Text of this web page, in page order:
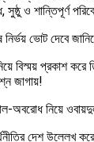
ও শান্তিপূর্ণ
নির্ভয় ভোট দেবে
বিস্ময় প্রকাশ
জাগায়!
অবরোধ নিয়ে
দেশ উল্লেখ